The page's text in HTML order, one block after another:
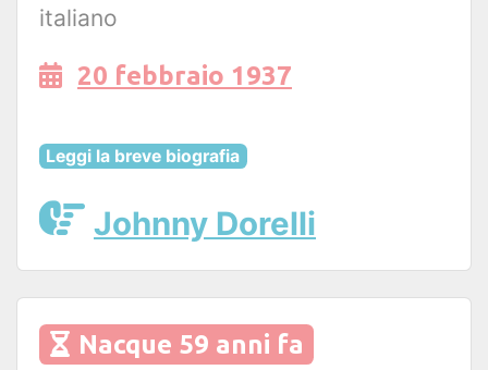
italiano
20 febbraio 1937
Leggi la breve biografia
Johnny Dorelli
Nacque 59 anni fa